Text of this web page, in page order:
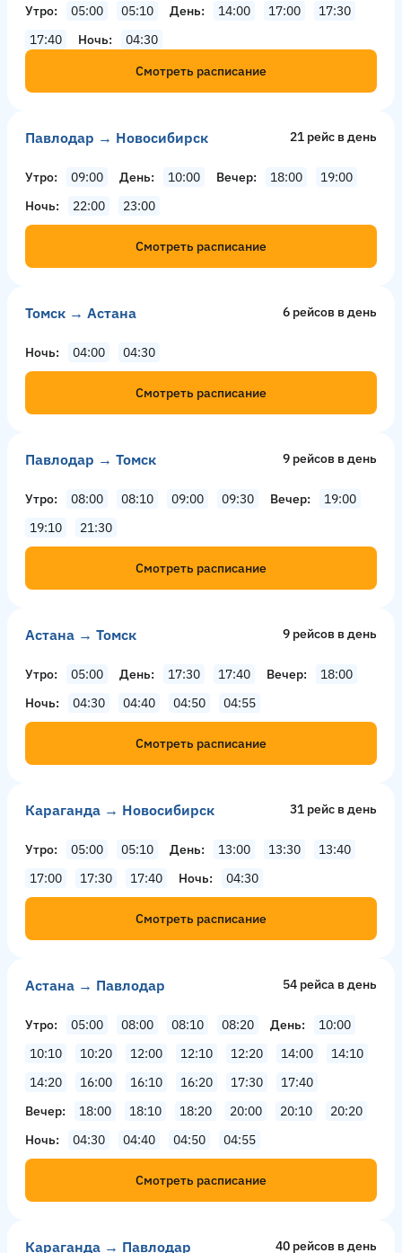
Утро 05:00 05:10 День 14:00 17:00
17:30
17:40
Ночь
04:30
Смотреть расписание
Павлодар → Новосибирск 21 рейс в день
Утро 09:00 День 10:00 Вечер 18:00
19:00
Ночь
22:00 23:00
Смотреть расписание
Томск → Астана 6 рейсов в день
Ночь 04:00 04:30
Смотреть расписание
Павлодар → Томск 9 рейсов в день
Утро 08:00 08:10 09:00 09:30 Вечер
19:00
19:10
21:30
Смотреть расписание
Астана → Томск 9 рейсов в день
Утро 05:00 День 17:30 17:40 Вечер
18:00
Ночь
04:30 04:40 04:50 04:55
Смотреть расписание
Караганда → Новосибирск 31 рейс в день
Утро 05:00 05:10 День 13:00 13:30
13:40
17:00
17:30 17:40 Ночь 04:30
Смотреть расписание
Астана → Павлодар 54 рейсa в день
Утро 05:00 08:00 08:10 08:20 День
10:00
10:10
10:20 12:00 12:10 12:20 14:00
14:10
14:20
16:00 16:10 16:20 17:30
17:40
Вечер
18:00 18:10 18:20 20:00 20:10
20:20
Ночь
04:30 04:40 04:50 04:55
Смотреть расписание
Караганда → Павлодар 40 рейсов в день